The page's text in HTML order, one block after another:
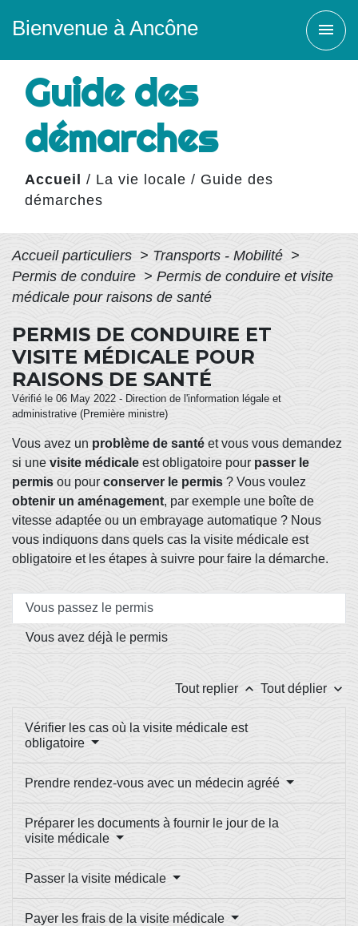
Bienvenue à Ancône menu
Guide des
démarches
Accueil / La vie locale / Guide des
démarches
Accueil particuliers > Transports - Mobilité >
Permis de conduire > Permis de conduire et visite
médicale pour raisons de santé
PERMIS DE CONDUIRE ET
VISITE MÉDICALE POUR
RAISONS DE SANTÉ
Vérifié le 06 May 2022 - Direction de l'information légale et
administrative (Première ministre)
Vous avez un problème de santé et vous vous demandez
si une visite médicale est obligatoire pour passer le
permis ou pour conserver le permis ? Vous voulez
obtenir un aménagement, par exemple une boîte de
vitesse adaptée ou un embrayage automatique ? Nous
vous indiquons dans quels cas la visite médicale est
obligatoire et les étapes à suivre pour faire la démarche.
Vous passez le permis
Vous avez déjà le permis
Tout replier keyboard_arrow_up Tout déplier keyboard_arrow_down
Vérifier les cas où la visite médicale est
obligatoire
Prendre rendez-vous avec un médecin agréé
Préparer les documents à fournir le jour de la
visite médicale
Passer la visite médicale
Payer les frais de la visite médicale